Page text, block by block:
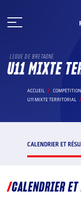
au
LIGUE DE BRETAGNE
U11 MIXTE
ACCUEIL
U11 MIXTE TERRITORIAL
CALENDRIER ET
CALENDRIER ET